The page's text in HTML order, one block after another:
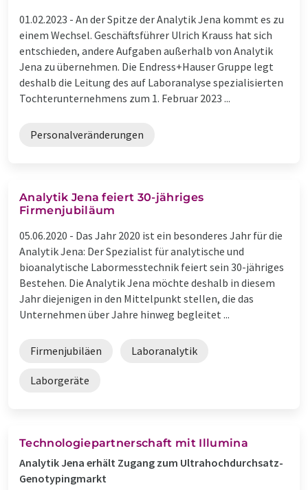
01.02.2023 - An der Spitze der Analytik Jena kommt es zu
einem Wechsel. Geschäftsführer Ulrich Krauss hat sich
entschieden, andere Aufgaben außerhalb von Analytik
Jena zu übernehmen. Die Endress+Hauser Gruppe legt
deshalb die Leitung des auf Laboranalyse spezialisierten
Tochterunternehmens zum 1. Februar 2023 ...
Personalveränderungen
Analytik Jena feiert 30-jähriges
Firmenjubiläum
05.06.2020 - Das Jahr 2020 ist ein besonderes Jahr für die
Analytik Jena: Der Spezialist für analytische und
bioanalytische Labormesstechnik feiert sein 30-jähriges
Bestehen. Die Analytik Jena möchte deshalb in diesem
Jahr diejenigen in den Mittelpunkt stellen, die das
Unternehmen über Jahre hinweg begleitet ...
Firmenjubiläen Laboranalytik
Laborgeräte
Technologiepartnerschaft mit Illumina
Analytik Jena erhält Zugang zum Ultrahochdurchsatz-
Genotypingmarkt